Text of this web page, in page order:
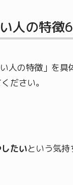
人の特徴
人の特徴」を具
ださい。
たいという気